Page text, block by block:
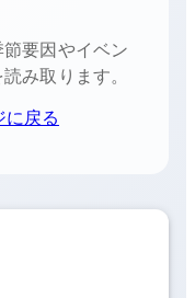
要因やイベン
み取ります。
に戻る